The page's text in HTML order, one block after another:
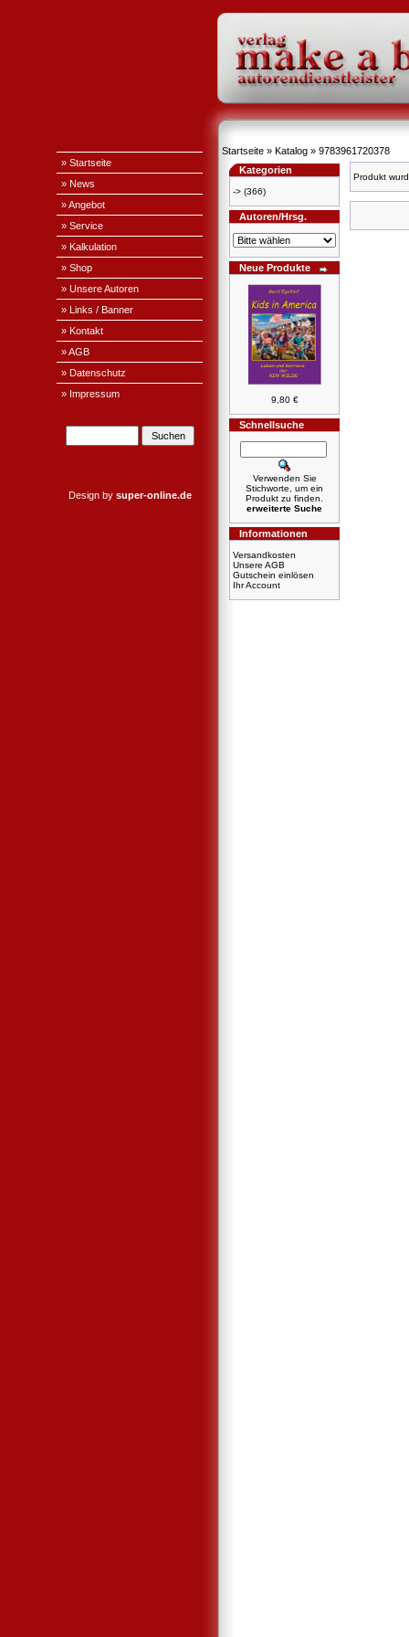
» Startseite
» News
» Angebot
» Service
» Kalkulation
» Shop
» Unsere Autoren
» Links / Banner
» Kontakt
» AGB
» Datenschutz
» Impressum
Design by super-online.de
Startseite » Katalog » 9783961720378
Kategorien
-> (366)
Autoren/Hrsg.
Neue Produkte
9,80 €
Schnellsuche
Verwenden Sie
Stichworte, um ein
Produkt zu finden.
erweiterte Suche
Informationen
Versandkosten
Unsere AGB
Gutschein einlösen
Ihr Account
Produkt